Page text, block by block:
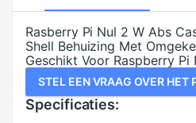
Rasberry Pi Nul 2 W Abs
Shell Behuizing Met
Geschikt Voor Raspberry Pi
STEL EEN VRAAG OVER HET
Specificaties: